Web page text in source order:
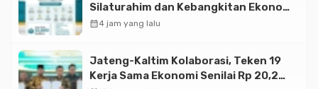
Silaturahim dan Kebangkitan Ekonomi
Halal di Jakarta
calendar_month4 jam yang lalu
Jateng-Kaltim Kolaborasi, Teken 19
Kerja Sama Ekonomi Senilai Rp 20,2